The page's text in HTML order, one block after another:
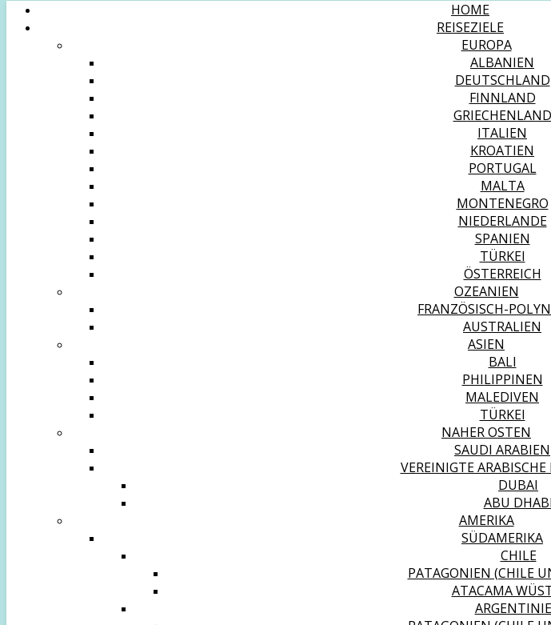
HOME
REISEZIELE
EUROPA
ALBANIEN
DEUTSCHLAND
FINNLAND
GRIECHENLAND
ITALIEN
KROATIEN
PORTUGAL
MALTA
MONTENEGRO
NIEDERLANDE
SPANIEN
TÜRKEI
ÖSTERREICH
OZEANIEN
FRANZÖSISCH-
AUSTRALIEN
ASIEN
BALI
PHILIPPINEN
MALEDIVEN
TÜRKEI
NAHER OSTEN
SAUDI ARABIEN
VEREINIGTE
DUBAI
ABU DHABI
AMERIKA
SÜDAMERIKA
CHILE
PATAGONIEN (CHILE
ATACAMA